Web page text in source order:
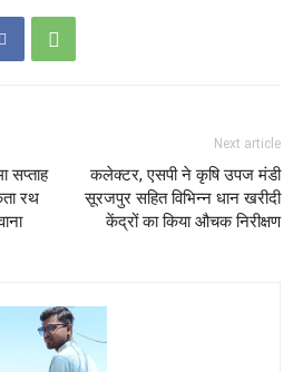
सप्ताह
रथ
Next article
कलेक्टर, एसपी ने कृषि उपज मंडी
सूरजपुर सहित विभिन्न धान खरीदी
केंद्रों का किया औचक निरीक्षण